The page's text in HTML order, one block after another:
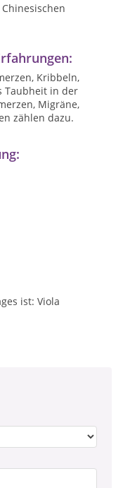
Kribbeln,
Taubheit in der
Migräne,
zählen dazu.
ist: Viola